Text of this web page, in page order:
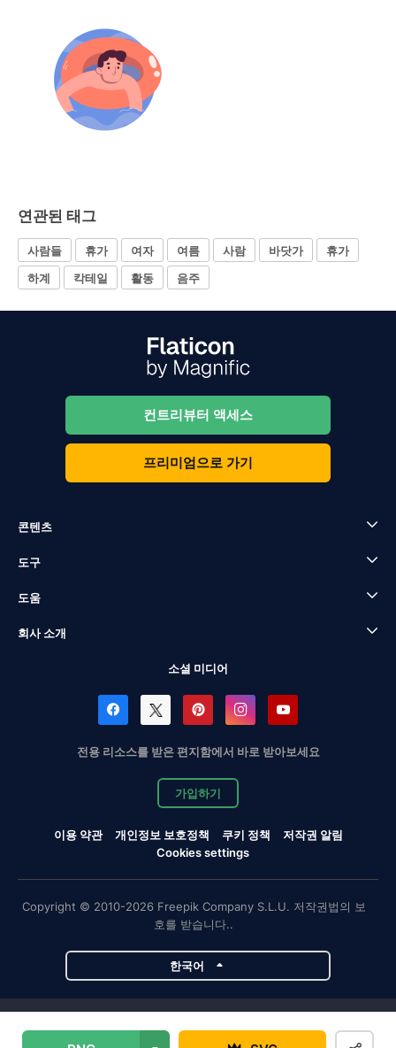
연관된 태그
사람들 휴가 여자 여름 사람 바닷가
휴가
하계
칵테일 활동 음주
컨트리뷰터 액세스
프리미엄으로 가기
콘텐츠
도구
도움
회사 소개
소셜 미디어
전용 리소스를 받은 편지함에서 바로 받아보세요
가입하기
이용 약관 개인정보 보호정책 쿠키 정책
저작권 알림
Cookies settings
Copyright © 2010-2026 Freepik Company S.L.U. 저작권법의 보
호를 받습니다..
한국어